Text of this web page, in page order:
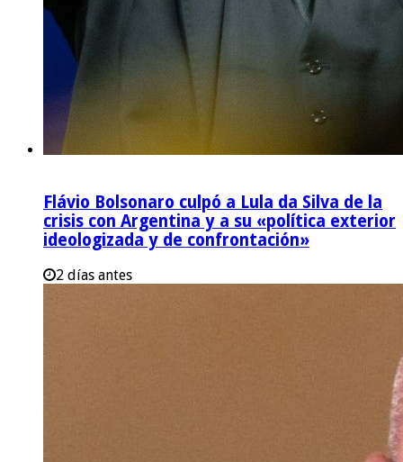
Flávio Bolsonaro culpó a Lula da Silva de la
crisis con Argentina y a su «política exterior
ideologizada y de confrontación»
2 días antes